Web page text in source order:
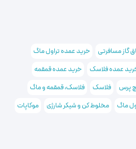
گاز مسافرتی
خرید عمده تراول ماگ
عمده فلاسک
خرید عمده قمقمه
پرس فلاسک
فلاسک، قمقمه و ماگ
ماگ مخلوط کن و شیکر شارژی
موکاپات